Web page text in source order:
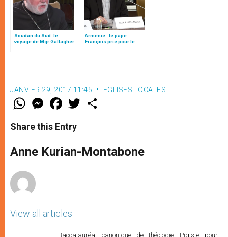
Soudan du Sud: le
voyage de Mgr Gallagher
Arménie : le pape
François prie pour le
JANVIER 29, 2017 11:45 EGLISES LOCALES
W
t
s
p
p
M
e
s
e
g
e
F
a
e
b
o
k
w
r
Share this Entry
Anne Kurian-Montabone
View all articles
Baccalauréat canonique de théologie. Pigiste pour